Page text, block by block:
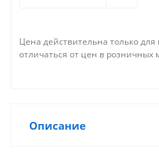
Цена действительна только
отличаться от цен в розничных
Описание